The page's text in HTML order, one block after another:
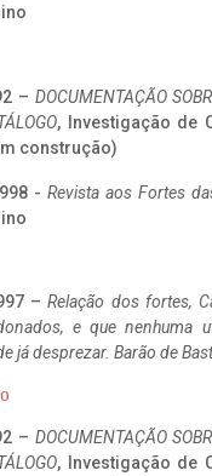
– DOCUMENTAÇÃO
, Investigação de
construção)
-Revista aos Fortes
–Relação dos fortes,
e que
já desprezar. Barão de
– DOCUMENTAÇÃO
, Investigação de